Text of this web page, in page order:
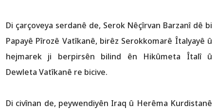
Di çarçoveya serdanê de, Serok Nêçîrvan Barzanî dê bi
Papayê Pîrozê Vatîkanê, birêz Serokkomarê Îtalyayê û
hejmarek ji berpirsên bilind ên Hikûmeta Îtalî û
Dewleta Vatîkanê re bicive.
Di civînan de, peywendiyên Iraq û Herêma Kurdistanê